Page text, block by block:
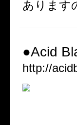
あります
●Acid
http://